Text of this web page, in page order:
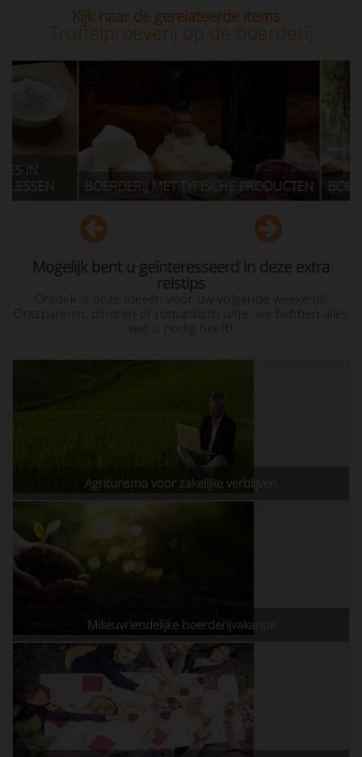
Kijk naar de gerelateerde items-
Truffelproeverij op de boerderij
IN
BOERDERIJ MET TYPISCHE PRODUCTEN
Mogelijk bent u geïnteresseerd in deze extra
reistips
Ontdek al onze ideeën voor uw volgende weekend!
Ontspannen, dineren of romantisch uitje: we hebben alles
wat u nodig heeft!
Agriturismo voor zakelijke verblijven
Milieuvriendelijke boerderijvakantie